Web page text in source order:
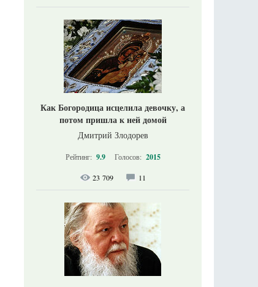
Как Богородица исцелила девочку, а
потом пришла к ней домой
Дмитрий Злодорев
Рейтинг: 9.9 Голосов: 2015
23 709 11